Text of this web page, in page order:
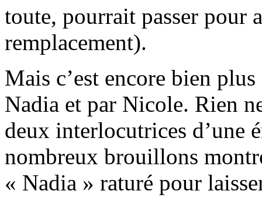
toute, pourrait passer pour
remplacement).
Mais c’est encore bien
Nadia et par Nicole. Rien
deux interlocutrices d’une
nombreux brouillons
« Nadia » raturé pour